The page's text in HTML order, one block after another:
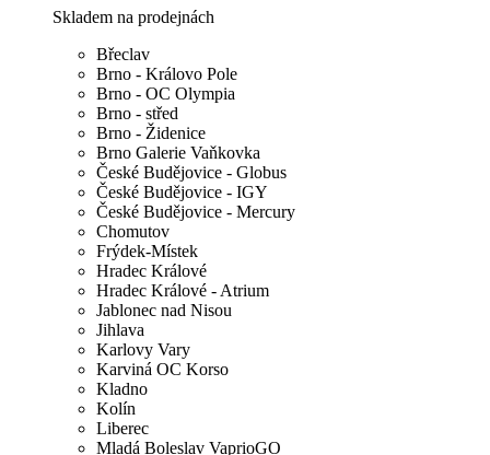
Skladem na prodejnách
Břeclav
Brno - Královo Pole
Brno - OC Olympia
Brno - střed
Brno - Židenice
Brno Galerie Vaňkovka
České Budějovice - Globus
České Budějovice - IGY
České Budějovice - Mercury
Chomutov
Frýdek-Místek
Hradec Králové
Hradec Králové - Atrium
Jablonec nad Nisou
Jihlava
Karlovy Vary
Karviná OC Korso
Kladno
Kolín
Liberec
Mladá Boleslav VaprioGO